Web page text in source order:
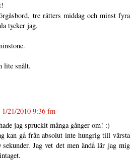
tre rätters middag och minst fyra
tycker jag.
lite snålt.
1/21/2010 9:36 fm
jag spruckit många gånger om! :)
kan gå från absolut inte hungrig till värsta
sekunder. Jag vet det men ändå lär jag mig